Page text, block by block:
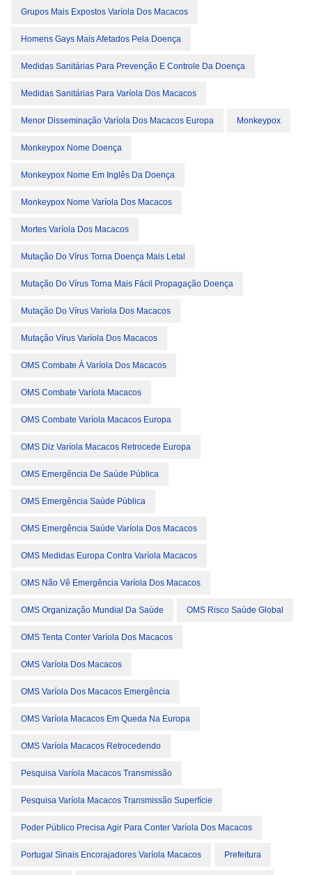
Grupos Mais Expostos Varíola Dos Macacos
Homens Gays Mais Afetados Pela Doença
Medidas Sanitárias Para Prevenção E Controle Da Doença
Medidas Sanitárias Para Varíola Dos Macacos
Menor Disseminação Varíola Dos Macacos Europa Monkeypox
Monkeypox Nome Doença
Monkeypox Nome Em Inglês Da Doença
Monkeypox Nome Varíola Dos Macacos
Mortes Varíola Dos Macacos
Mutação Do Vírus Torna Doença Mais Letal
Mutação Do Vírus Torna Mais Fácil Propagação Doença
Mutação Do Vírus Varíola Dos Macacos
Mutação Vírus Varíola Dos Macacos
OMS Combate À Varíola Dos Macacos
OMS Combate Varíola Macacos
OMS Combate Varíola Macacos Europa
OMS Diz Varíola Macacos Retrocede Europa
OMS Emergência De Saúde Pública
OMS Emergência Saúde Pública
OMS Emergência Saúde Varíola Dos Macacos
OMS Medidas Europa Contra Varíola Macacos
OMS Não Vê Emergência Varíola Dos Macacos
OMS Organização Mundial Da Saúde OMS Risco Saúde Global
OMS Tenta Conter Varíola Dos Macacos
OMS Varíola Dos Macacos
OMS Varíola Dos Macacos Emergência
OMS Varíola Macacos Em Queda Na Europa
OMS Varíola Macacos Retrocedendo
Pesquisa Varíola Macacos Transmissão
Pesquisa Varíola Macacos Transmissão Superfície
Poder Público Precisa Agir Para Conter Varíola Dos Macacos
Portugal Sinais Encorajadores Varíola Macacos Prefeitura